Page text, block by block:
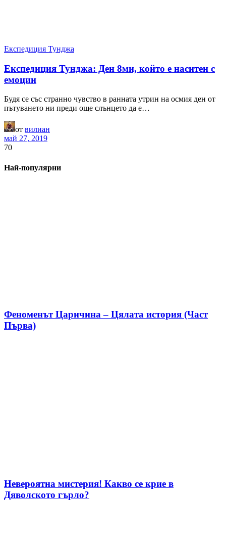
Експедиция Тунджа
Експедиция Тунджа: Ден 8ми, който е наситен с
емоции
Будя се със странно чувство в ранната утрин на осмия ден от
пътуването ни преди още слънцето да е…
от вилиан
май 27, 2019
70
Най-популярни
Феноменът Царичина – Цялата история (Част
Първа)
Невероятна мистерия! Какво се крие в
Дяволското гърло?